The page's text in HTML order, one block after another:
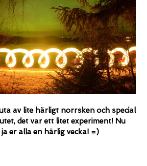
av lite härligt norrsken och special
det var ett litet experiment! Nu
er alla en härlig vecka! =)